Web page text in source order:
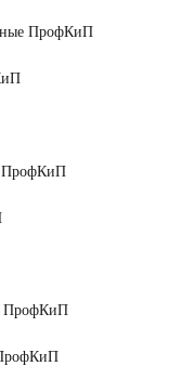
ПрофКиП
ПрофКиП
ПрофКиП